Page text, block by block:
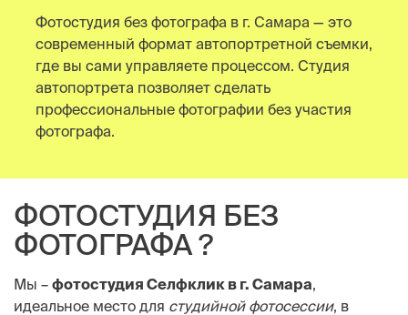
Фотостудия без фотографа в г. Самара — это
современный формат автопортретной съемки,
где вы сами управляете процессом. Студия
автопортрета позволяет сделать
профессиональные фотографии без участия
фотографа.
ФОТОСТУДИЯ БЕЗ
ФОТОГРАФА ?
Мы – фотостудия Селфклик в г. Самара,
идеальное место для студийной фотосессии, в